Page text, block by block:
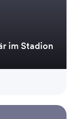
im Stadion